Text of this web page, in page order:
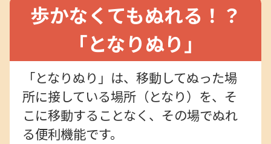
歩かなくてもぬれる！？
「となりぬり」
「となりぬり」は、移動してぬった場
所に接している場所（となり）を、そ
こに移動することなく、その場でぬれ
る便利機能です。